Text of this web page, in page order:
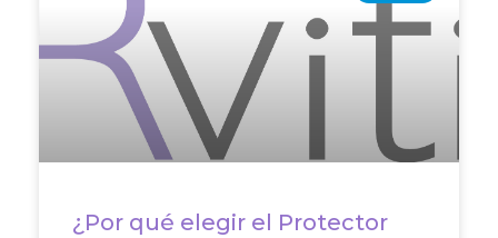
¿Por qué elegir el Protector